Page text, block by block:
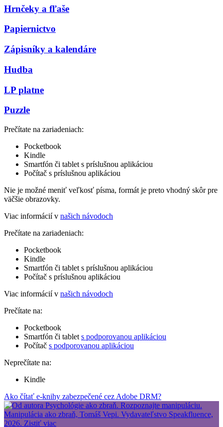
Hrnčeky a fľaše
Papiernictvo
Zápisníky a kalendáre
Hudba
LP platne
Puzzle
Prečítate na zariadeniach:
Pocketbook
Kindle
Smartfón či tablet s príslušnou aplikáciou
Počítač s príslušnou aplikáciou
Nie je možné meniť veľkosť písma, formát je preto vhodný skôr pre
väčšie obrazovky.
Viac informácií v našich návodoch
Prečítate na zariadeniach:
Pocketbook
Kindle
Smartfón či tablet s príslušnou aplikáciou
Počítač s príslušnou aplikáciou
Viac informácií v našich návodoch
Prečítate na:
Pocketbook
Smartfón či tablet s podporovanou aplikáciou
Počítač s podporovanou aplikáciou
Neprečítate na:
Kindle
Ako čítať e-knihy zabezpečené cez Adobe DRM?